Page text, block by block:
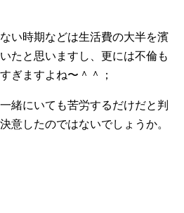
い時期などは生活費の大半を濱
たと思いますし、更には不倫も
ぎますよね〜＾＾；
緒にいても苦労するだけだと判
意したのではないでしょうか。